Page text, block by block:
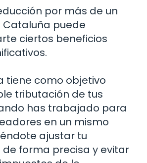
por más de un
puede
ciertos beneficios
tiene como objetivo
tributación de tus
has trabajado para
en un mismo
ajustar tu
forma precisa y evitar